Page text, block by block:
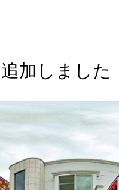
加しました